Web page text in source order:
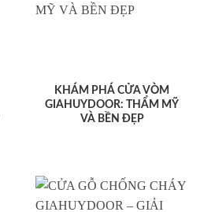
KHÁM PHÁ CỬA VÒM
GIAHUYDOOR: THẨM MỸ
VÀ BỀN ĐẸP